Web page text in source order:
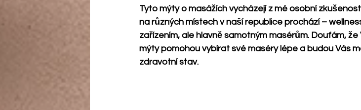
Tyto mýty o masážích vycházejí z mé osobní
na různých místech v naší republice prochází –
zařízením, ale hlavně samotným masérům. Doufám,
mýty pomohou vybírat své maséry lépe a budou Vás
zdravotní stav.